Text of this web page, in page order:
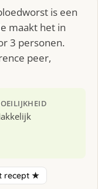
is een
maakt het in
3 personen.
peer,
recept ★